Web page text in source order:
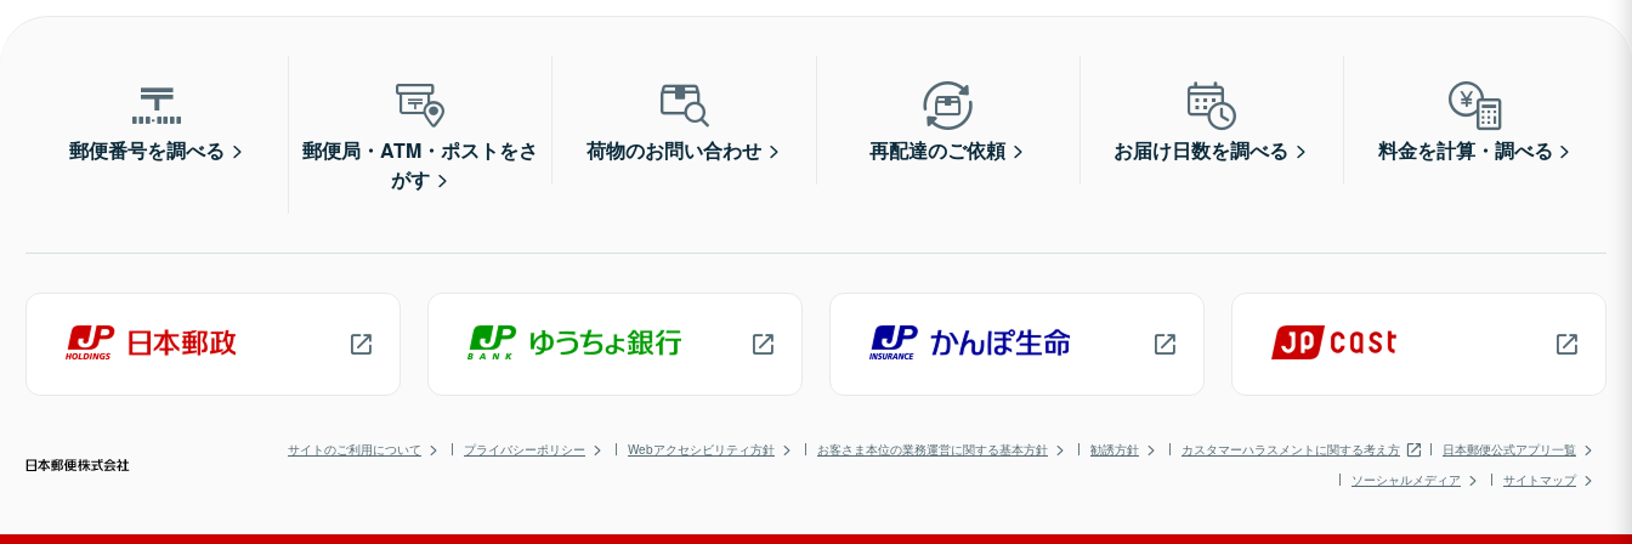
郵便番号を調べる
郵便局・ATM・ポストをさ
がす
荷物のお問い合わせ 再配達のご依頼 お届け日数を調べる 料金を計算・調べる
サイトのご利用について プライバシーポリシー Webアクセシビリティ方針 お客さま本位の業務運営に関する基本方針 勧誘方針 カスタマーハラスメントに関する考え方
日本郵便公式アプリ一覧
ソーシャルメディア
サイトマップ